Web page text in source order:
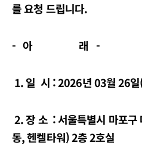
를 요청 드립니다.
- 아 래 -
1.일 시 : 2026년 03월 26
2. 장 소 : 서울특별시 마포
동, 헨켈타워) 2층 2호실